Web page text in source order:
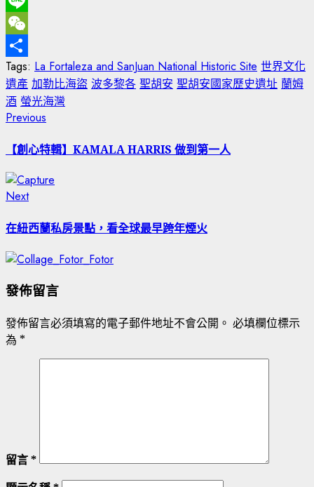
Line
WeChat
分
享
Tags: La Fortaleza and SanJuan National Historic Site 世界文化
遺產 加勒比海盜 波多黎各 聖胡安 聖胡安國家歷史遺址 蘭姆
酒 螢光海灣
Post
navigation
Previous
【創心特輯】KAMALA HARRIS 做到第一人
NextNext
在紐西蘭私房景點，看全球最早跨年煙火
發佈留言
發佈留言必須填寫的電子郵件地址不會公開。 必填欄位標示
為 *
留言*